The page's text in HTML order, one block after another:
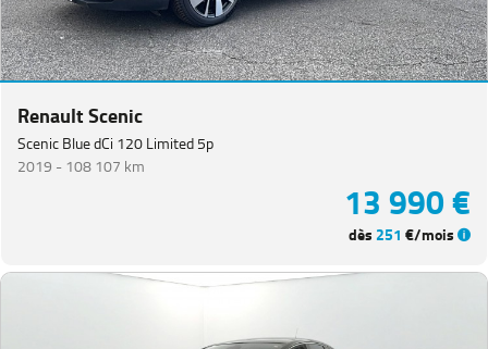
Renault Scenic
Scenic Blue dCi 120 Limited 5p
2019 - 108 107 km
13 990 €
dès 251 €/mois